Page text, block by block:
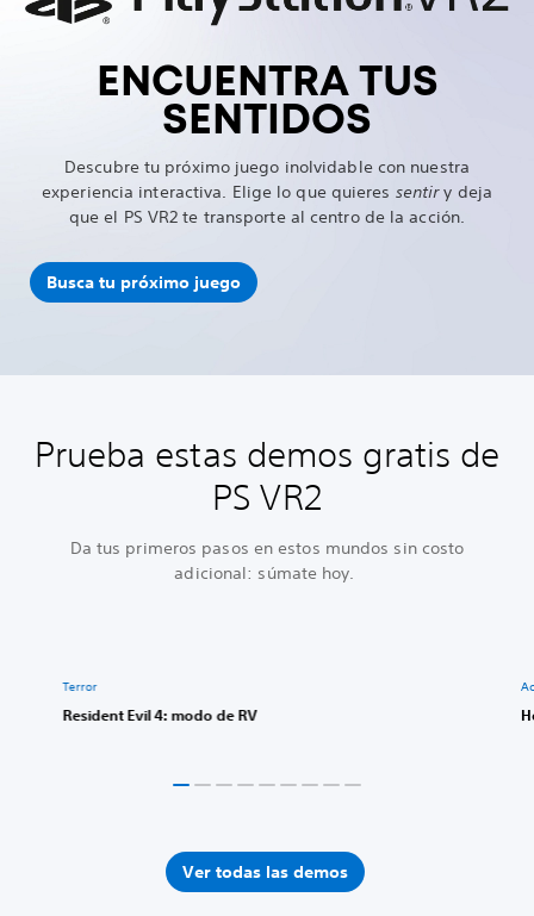
ENCUENTRA TUS
SENTIDOS
Descubre tu próximo juego inolvidable con nuestra
experiencia interactiva. Elige lo que quieres sentiry deja
que el PS VR2 te transporte al centro de la acción.
Busca tu próximo juego
Prueba estas demos gratis de
PS VR2
Da tus primeros pasos en estos mundos sin costo
adicional: súmate hoy.
Terror
Resident Evil 4: modo de RV
Ver todas las demos